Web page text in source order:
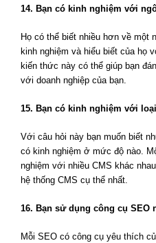
14. Bạn có kinh nghiệm với
Họ có thể biết nhiều hơn về một
kinh nghiệm và hiểu biết của họ
kiến thức này có thể giúp bạn
với doanh nghiệp của bạn.
15. Bạn có kinh nghiệm với
Với câu hỏi này bạn muốn biết
có kinh nghiệm ở mức độ nào.
nghiệm với nhiều CMS khác
hệ thống CMS cụ thể nhất.
16. Bạn sử dụng công cụ SEO
Mỗi SEO có công cụ yêu thích